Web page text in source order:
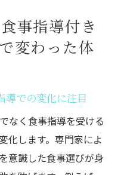
事指導付き
変わった体
導での変化に注目
なく食事指導を受ける
化します。専門家によ
意識した食事選びが身